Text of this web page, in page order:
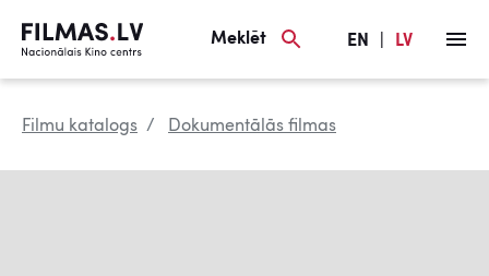
Meklēt EN LV
Filmu katalogs Dokumentālās filmas